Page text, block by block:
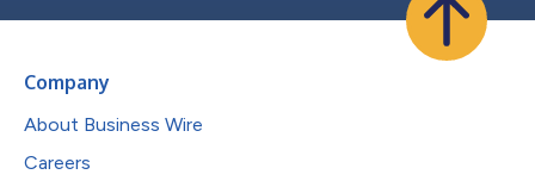
Company
About Business Wire
Careers